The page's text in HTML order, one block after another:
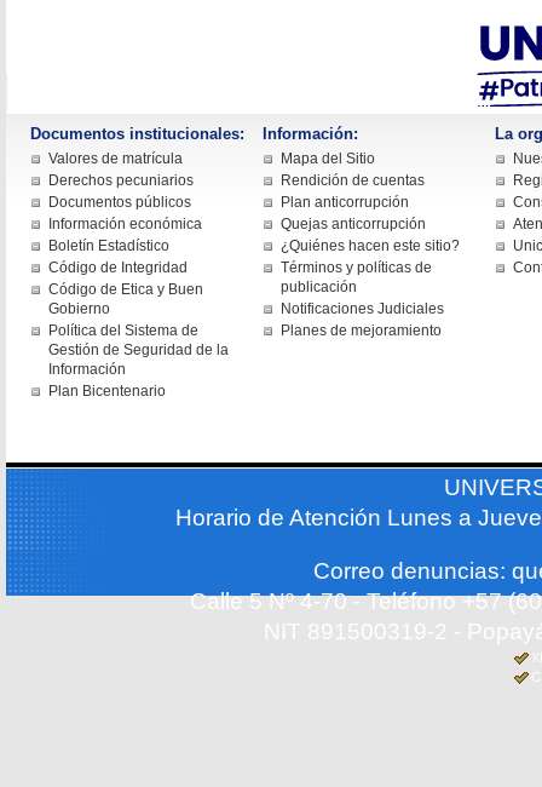
Documentos institucionales:
Valores de matrícula
Derechos pecuniarios
Documentos públicos
Información económica
Boletín Estadístico
Código de Integridad
Código de Etica y Buen
Gobierno
Política del Sistema de
Gestión de Seguridad de la
Información
Plan Bicentenario
Información:
Mapa del Sitio
Rendición de cuentas
Plan anticorrupción
Quejas anticorrupción
¿Quiénes hacen este sitio?
Términos y políticas de
publicación
Notificaciones Judiciales
Planes de mejoramiento
La
Horario de Atención Lunes a
Correo denuncias:
Calle 5 Nº 4-70 - Teléfono +57
NIT 891500319-2 -